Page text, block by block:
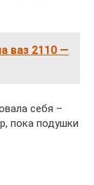
ваз 2110 —
себя –
пока подушки